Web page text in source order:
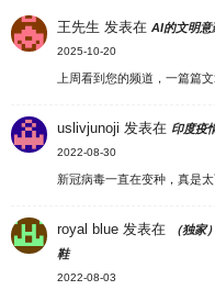
王先生 发表在AI的文明意
2025-10-20
上周看到您的频道，一篇篇
uslivjunoji 发表在 印度疫
2022-08-30
新冠病毒一直在变种，真是
royal blue 发表在
（独家
鞋
2022-08-03